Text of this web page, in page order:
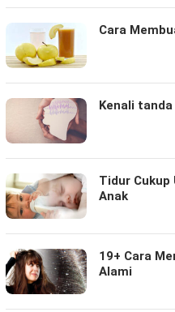
Cara
Kenali
Tidur Cukup
Anak
19+ Cara
Alami